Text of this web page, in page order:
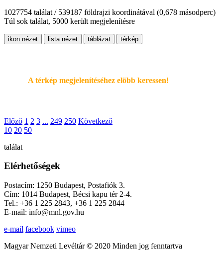
1027754 találat / 539187 földrajzi koordinátával (0,678 másodperc)
Túl sok találat, 5000 került megjelenítésre
ikon nézet lista nézet táblázat térkép
A térkép megjelenítéséhez elöbb keressen!
Előző 1 2 3 ... 249 250 Következő
10 20 50
találat
Elérhetőségek
Postacím: 1250 Budapest, Postafiók 3.
Cím: 1014 Budapest, Bécsi kapu tér 2-4.
Tel.: +36 1 225 2843, +36 1 225 2844
E-mail: info@mnl.gov.hu
e-mail facebook vimeo
Magyar Nemzeti Levéltár © 2020 Minden jog fenntartva